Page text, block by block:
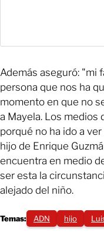
Además aseguró: "mi
persona que nos ha
momento en que no
a Mayela. Los medios
porqué no ha ido a
hijo de Enrique
encuentra en medio
ser esta la
alejado del niño.
Temas: ADN hijo